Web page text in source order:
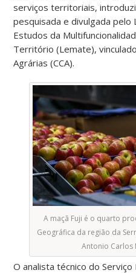
serviços territoriais,
pesquisada e divulgada pelo
Estudos da
Território (Lemate),
Agrárias (CCA).
A maçã Fuji é o quarto
Geográfica da região da
Antonio Carlos
O analista técnico do